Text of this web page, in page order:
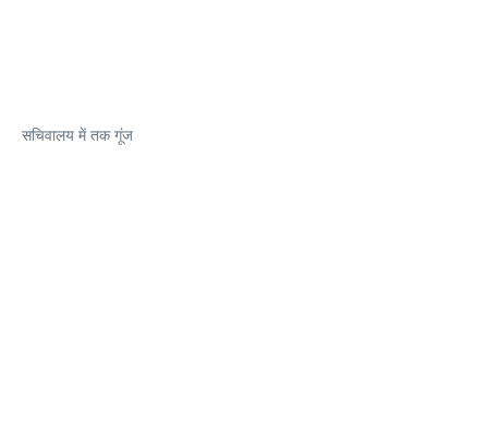
सचिवालय में तक गूंज